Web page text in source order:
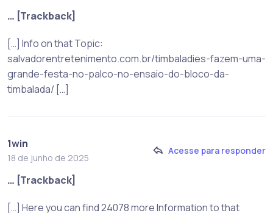
… [Trackback]
[…] Info on that Topic:
salvadorentretenimento.com.br/timbaladies-fazem-uma-
grande-festa-no-palco-no-ensaio-do-bloco-da-
timbalada/ […]
1win
18 de junho de 2025
Acesse para responder
… [Trackback]
[…] Here you can find 24078 more Information to that